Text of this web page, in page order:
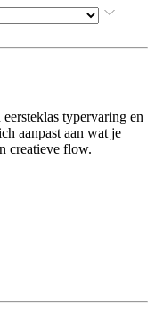
typervaring en
aanpast aan wat je
creatieve flow.